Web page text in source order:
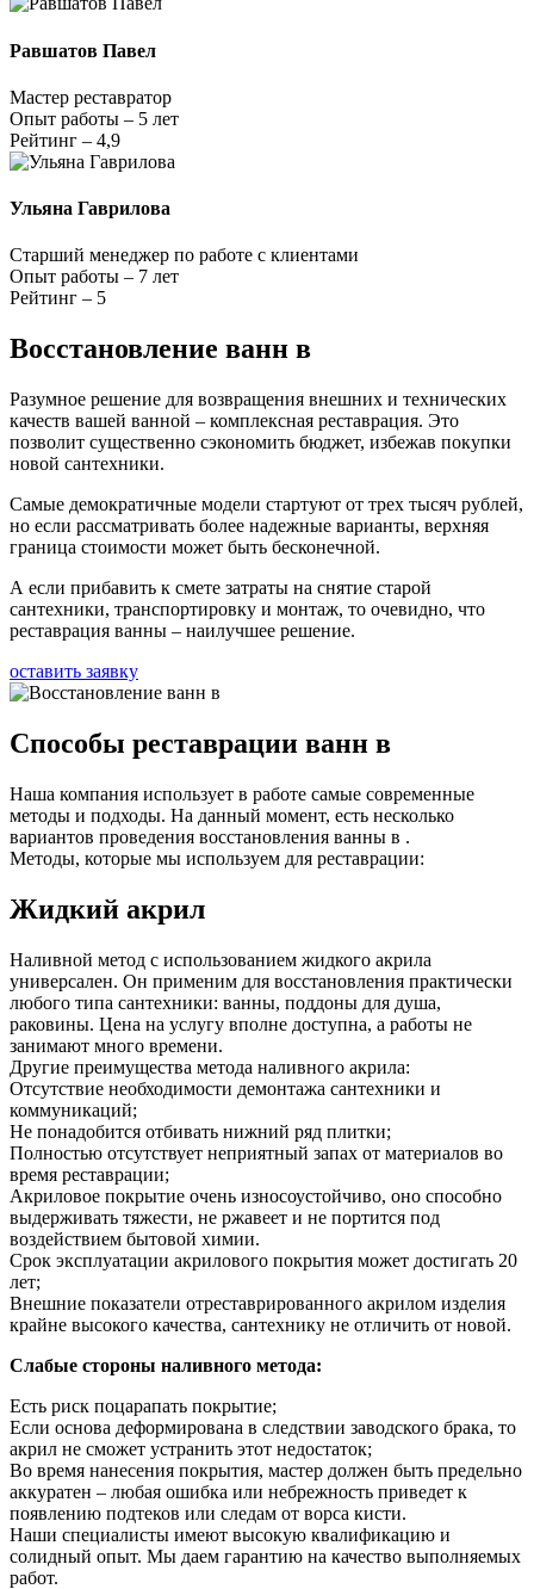
Равшатов Павел
Мастер реставратор
Опыт работы – 5 лет
Рейтинг – 4,9
Ульяна Гаврилова
Старший менеджер по работе с клиентами
Опыт работы – 7 лет
Рейтинг – 5
Восстановление ванн в
Разумное решение для возвращения внешних и технических
качеств вашей ванной – комплексная реставрация. Это
позволит существенно сэкономить бюджет, избежав покупки
новой сантехники.
Самые демократичные модели стартуют от трех тысяч рублей,
но если рассматривать более надежные варианты, верхняя
граница стоимости может быть бесконечной.
А если прибавить к смете затраты на снятие старой
сантехники, транспортировку и монтаж, то очевидно, что
реставрация ванны – наилучшее решение.
оставить заявку
Способы реставрации ванн в
Наша компания использует в работе самые современные
методы и подходы. На данный момент, есть несколько
вариантов проведения восстановления ванны в .
Методы, которые мы используем для реставрации:
Жидкий акрил
Наливной метод с использованием жидкого акрила
универсален. Он применим для восстановления практически
любого типа сантехники: ванны, поддоны для душа,
раковины. Цена на услугу вполне доступна, а работы не
занимают много времени.
Другие преимущества метода наливного акрила:
Отсутствие необходимости демонтажа сантехники и
коммуникаций;
Не понадобится отбивать нижний ряд плитки;
Полностью отсутствует неприятный запах от материалов во
время реставрации;
Акриловое покрытие очень износоустойчиво, оно способно
выдерживать тяжести, не ржавеет и не портится под
воздействием бытовой химии.
Срок эксплуатации акрилового покрытия может достигать 20
лет;
Внешние показатели отреставрированного акрилом изделия
крайне высокого качества, сантехнику не отличить от новой.
Слабые стороны наливного метода:
Есть риск поцарапать покрытие;
Если основа деформирована в следствии заводского брака, то
акрил не сможет устранить этот недостаток;
Во время нанесения покрытия, мастер должен быть предельно
аккуратен – любая ошибка или небрежность приведет к
появлению подтеков или следам от ворса кисти.
Наши специалисты имеют высокую квалификацию и
солидный опыт. Мы даем гарантию на качество выполняемых
работ.